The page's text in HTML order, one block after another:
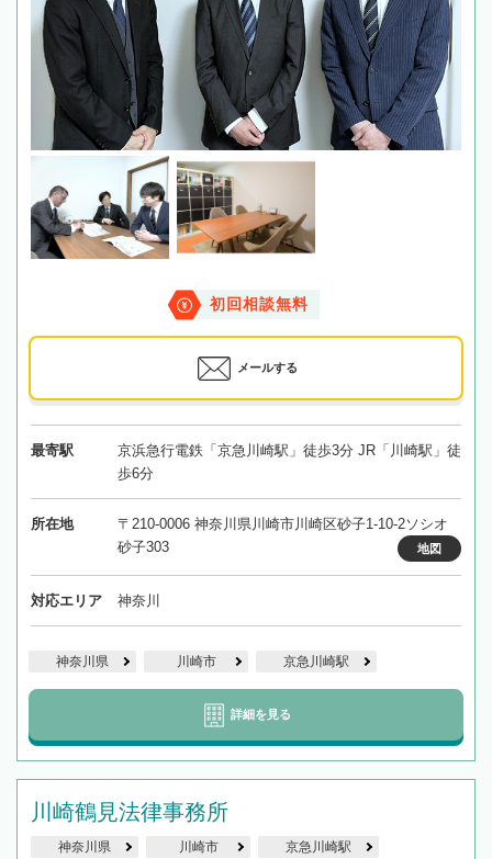
初回相談無料
メールする
最寄駅
京浜急行電鉄「京急川崎駅」徒歩3分 JR「川崎駅」徒
歩6分
所在地
〒210-0006 神奈川県川崎市川崎区砂子1-10-2ソシオ
砂子303
地図
対応エリア 神奈川
神奈川県 川崎市 京急川崎駅
詳細を見る
川崎鶴見法律事務所
神奈川県 川崎市 京急川崎駅